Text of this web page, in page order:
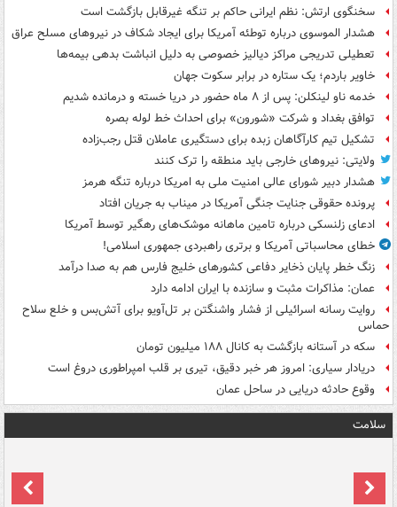
سخنگوی ارتش: نظم ایرانی حاکم بر تنگه غیرقابل بازگشت است
هشدار الموسوی درباره توطئه آمریکا برای ایجاد شکاف در نیروهای مسلح عراق
تعطیلی تدریجی مراکز دیالیز خصوصی به دلیل انباشت بدهی بیمه‌ها
خاویر باردم؛ یک ستاره در برابر سکوت جهان
خدمه ناو لینکلن: پس از ۸ ماه حضور در دریا خسته و درمانده‌ شدیم
توافق بغداد و شرکت «شورون» برای احداث خط لوله بصره
تشکیل تیم کارآگاهان زبده برای دستگیری عاملان قتل رجب‌زاده
ولایتی: نیروهای خارجی باید منطقه را ترک کنند
هشدار دبیر شورای عالی امنیت ملی به امریکا درباره تنگه هرمز
پرونده حقوقی جنایت جنگی آمریکا در میناب به جریان افتاد
ادعای زلنسکی درباره تامین ماهانه موشک‌های رهگیر توسط آمریکا
خطای محاسباتی آمریکا و برتری راهبردی جمهوری اسلامی!
زنگ خطر پایان ذخایر دفاعی کشورهای خلیج فارس هم به صدا درآمد
عمان: مذاکرات مثبت و سازنده با ایران ادامه دارد
روایت رسانه اسرائیلی از فشار واشنگتن بر تل‌آویو برای آتش‌بس و خلع سلاح
حماس
سکه در آستانه بازگشت به کانال ۱۸۸ میلیون تومان
دریادار سیاری: امروز هر خبر دقیق، تیری بر قلب امپراطوری دروغ است
وقوع حادثه دریایی در ساحل عمان
سلامت